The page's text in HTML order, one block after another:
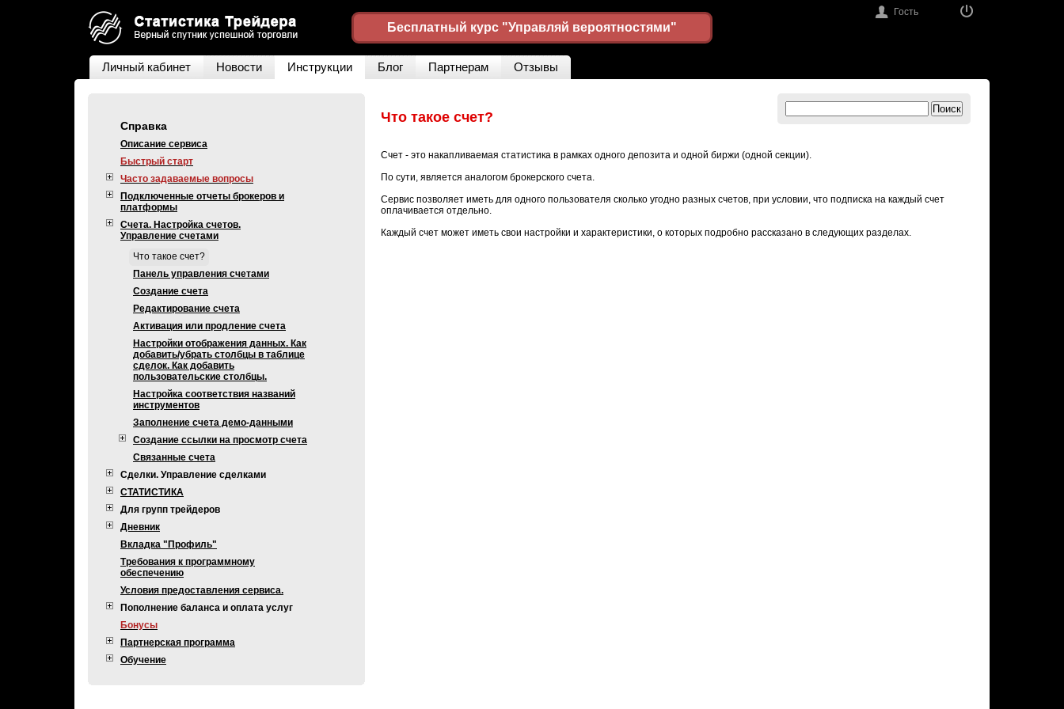
Бесплатный курс "Управляй вероятностями"
Гость
Личный кабинет Новости Инструкции Блог Партнерам Отзывы
Справка
Описание сервиса
Быстрый старт
Часто задаваемые вопросы
Подключенные отчеты брокеров и
платформы
Счета. Настройка счетов.
Управление счетами
Что такое счет?
Панель управления счетами
Создание счета
Редактирование счета
Активация или продление счета
Настройки отображения данных. Как
добавить/убрать столбцы в таблице
сделок. Как добавить
пользовательские столбцы.
Настройка соответствия названий
инструментов
Заполнение счета демо-данными
Создание ссылки на просмотр счета
Связанные счета
Сделки. Управление сделками
СТАТИСТИКА
Для групп трейдеров
Дневник
Вкладка "Профиль"
Требования к программному
обеспечению
Условия предоставления сервиса.
Пополнение баланса и оплата услуг
Бонусы
Партнерская программа
Обучение
Поиск
Что такое счет?
Счет - это накапливаемая статистика в рамках одного депозита и одной биржи (одной секции).
По сути, является аналогом брокерского счета.
Сервис позволяет иметь для одного пользователя сколько угодно разных счетов, при условии, что подписка на каждый счет
оплачивается отдельно.
Каждый счет может иметь свои настройки и характеристики, о которых подробно рассказано в следующих разделах.